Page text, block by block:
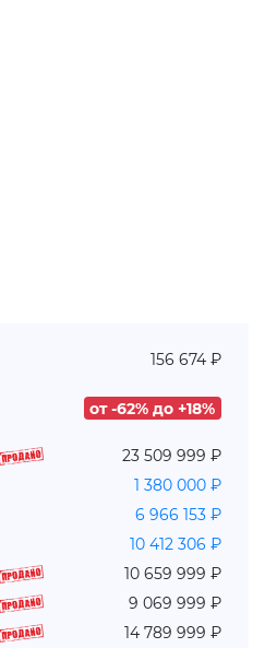
156 674 ₽
от -62% до +18%
23 509 999 ₽
1 380 000 ₽
6 966 153 ₽
10 412 306 ₽
10 659 999 ₽
9 069 999 ₽
14 789 999 ₽